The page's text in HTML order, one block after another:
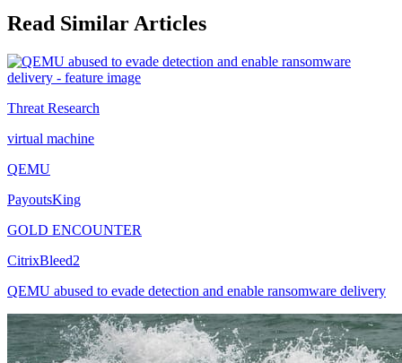
Read Similar Articles
Threat Research
virtual machine
QEMU
PayoutsKing
GOLD ENCOUNTER
CitrixBleed2
QEMU abused to evade detection and enable ransomware delivery